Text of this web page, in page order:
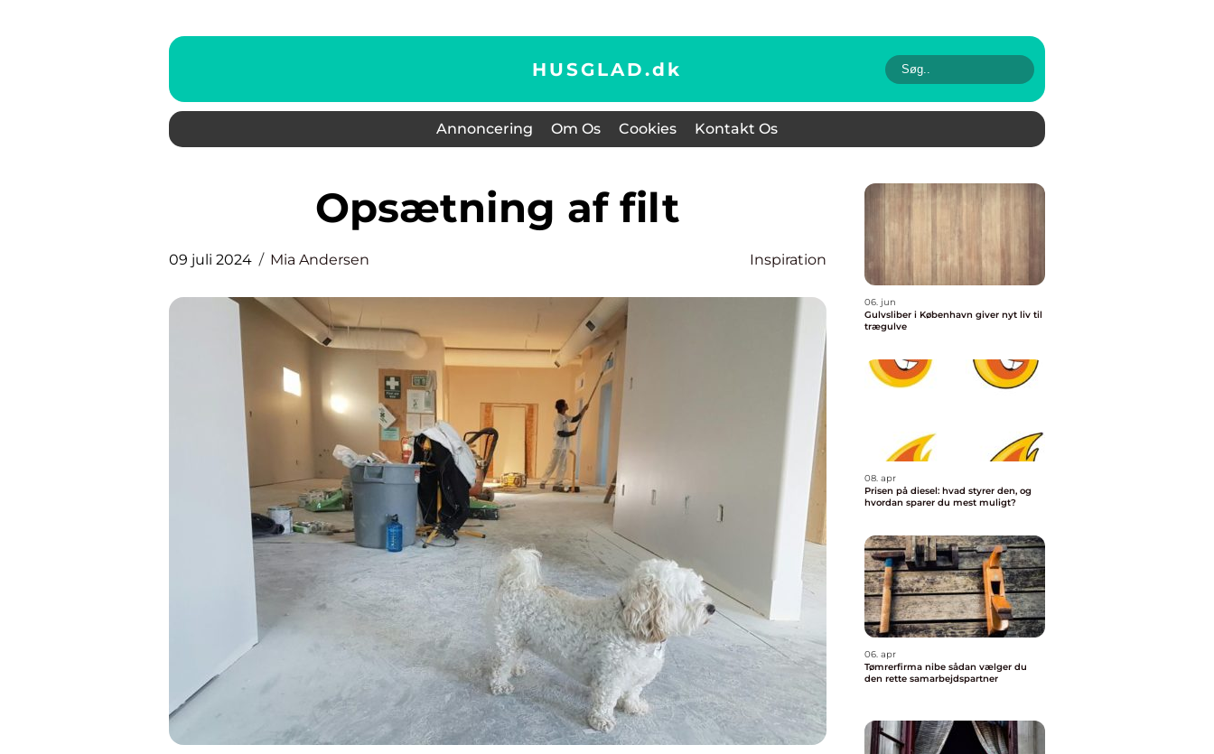
HUSGLAD.dk
Annoncering Om Os Cookies Kontakt Os
Opsætning af filt
09 juli 2024 Mia Andersen Inspiration
06. jun
Gulvsliber i København giver nyt liv til
trægulve
08. apr
Prisen på diesel: hvad styrer den, og
hvordan sparer du mest muligt?
06. apr
Tømrerfirma nibe sådan vælger du
den rette samarbejdspartner